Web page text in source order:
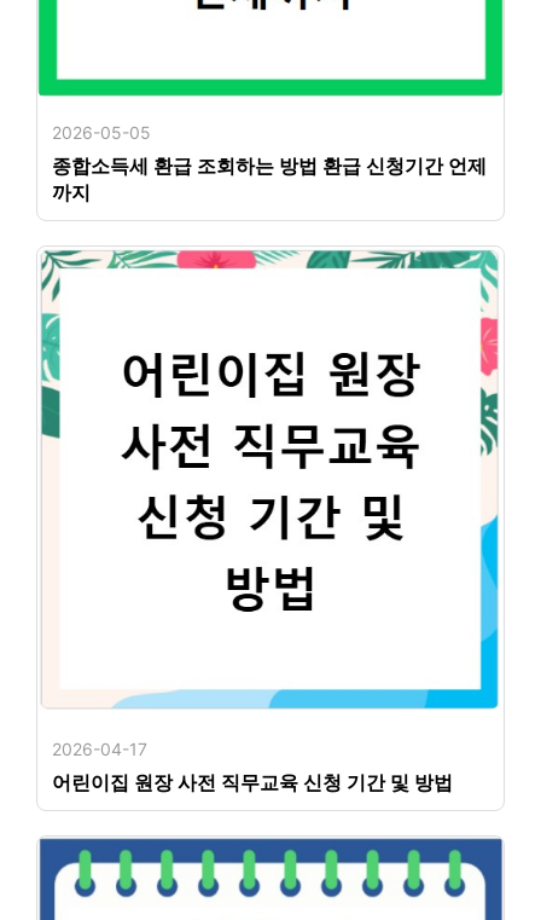
2026-05-05
종합소득세 환급 조회하는 방법 환급 신청기간 언제
까지
2026-04-17
어린이집 원장 사전 직무교육 신청 기간 및 방법